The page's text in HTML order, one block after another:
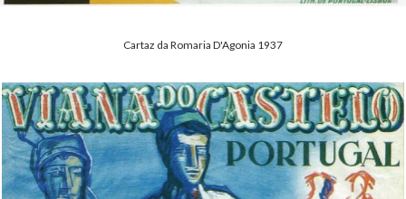
Cartaz da Romaria D'Agonia 1937